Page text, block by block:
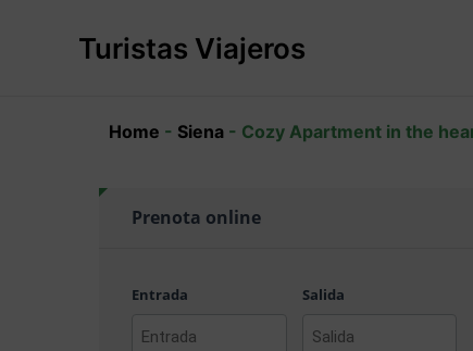
Turistas Viajeros
Home - Siena - Cozy Apartment in the
Prenota online
Entrada Salida